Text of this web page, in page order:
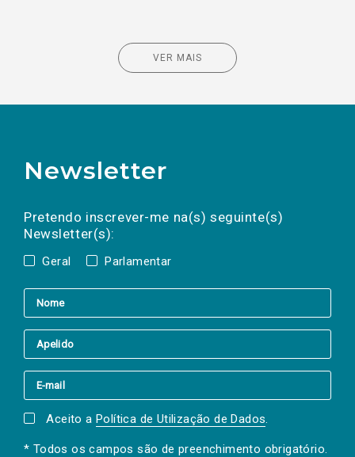
VER MAIS
Newsletter
Pretendo inscrever-me na(s) seguinte(s)
Newsletter(s):
Geral Parlamentar
a(s) newsletter(s).
mail
Aceito a Política de Utilização de Dados.
* Todos os campos são de preenchimento obrigatório.